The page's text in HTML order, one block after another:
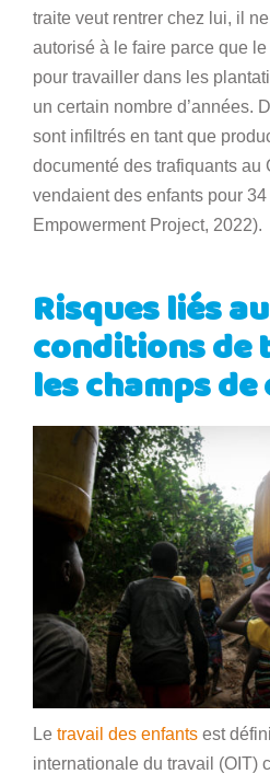
traite veut rentrer chez lui, il
autorisé à le faire parce que le
pour travailler dans les
un certain nombre d’années.
sont infiltrés en tant que
documenté des trafiquants au
vendaient des enfants pour
Empowerment Project, 2022).
Risques liés
conditions de
les champs
Le travail des enfants est
internationale du travail (OIT)